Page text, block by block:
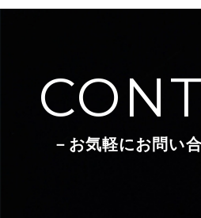
－お気軽にお問い